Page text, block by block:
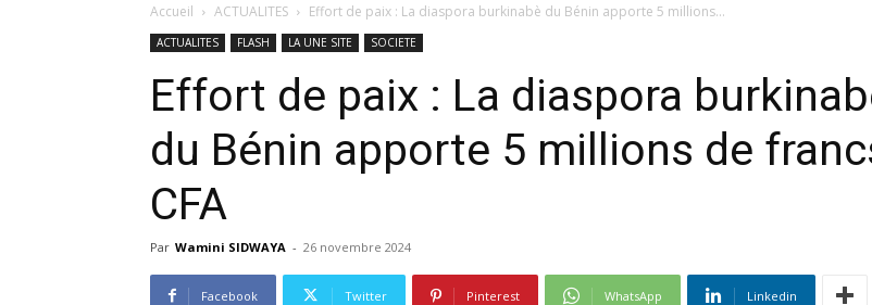
Accueil ACTUALITES Effort de paix : La diaspora burkinabè du Bénin apporte 5 millions...
ACTUALITES FLASH LA UNE SITE SOCIETE
Effort de paix : La diaspora
du Bénin apporte 5 millions de
CFA
Par Wamini SIDWAYA - 26 novembre 2024
Facebook Twitter Pinterest WhatsApp Linkedin